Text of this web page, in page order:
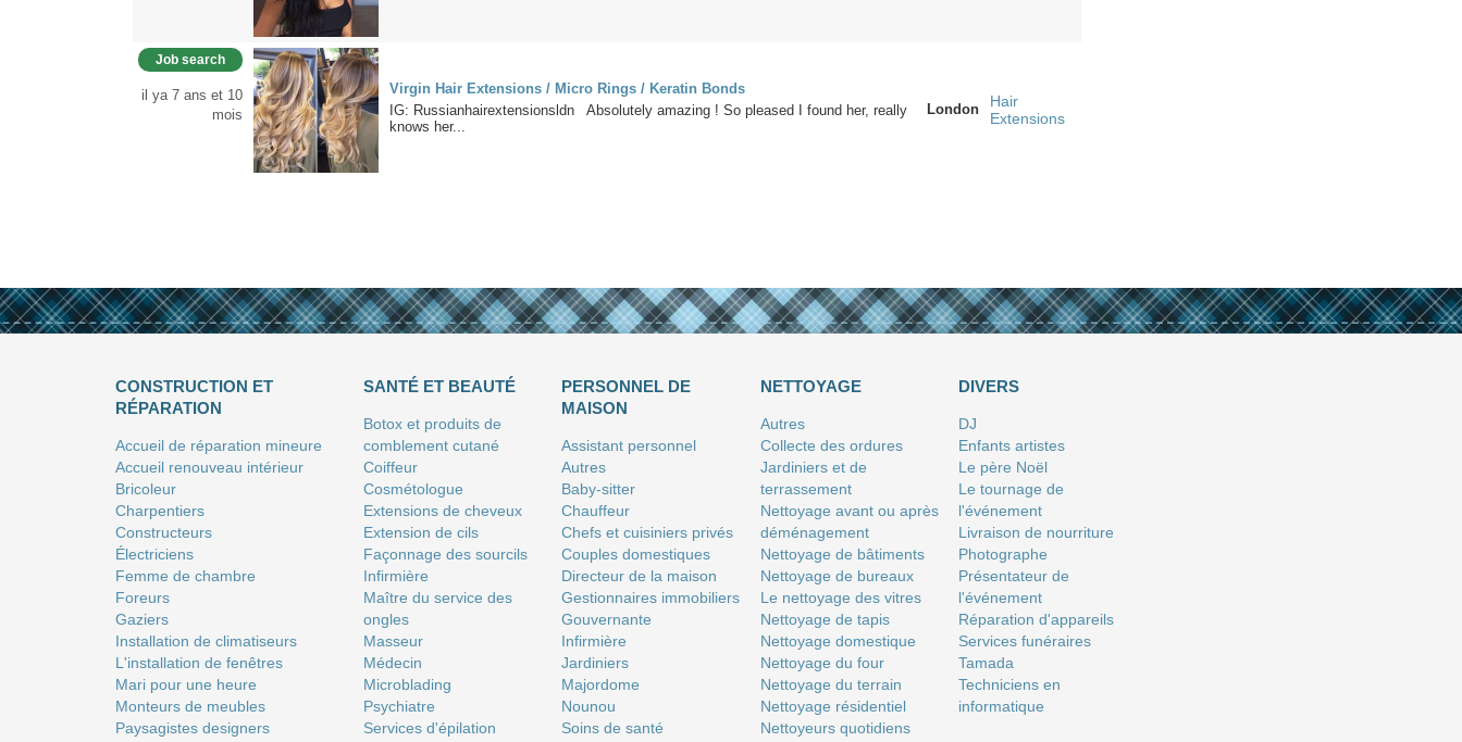
Job search
il ya 7 ans et 10
mois
Virgin Hair Extensions / Micro Rings / Keratin Bonds
IG: Russianhairextensionsldn Absolutely amazing ! So pleased I found her, really
knows her...
London
Hair
Extensions
CONSTRUCTION ET
RÉPARATION
Accueil de réparation mineure
Accueil renouveau intérieur
Bricoleur
Charpentiers
Constructeurs
Électriciens
Femme de chambre
Foreurs
Gaziers
Installation de climatiseurs
L'installation de fenêtres
Mari pour une heure
Monteurs de meubles
Paysagistes designers
SANTÉ ET BEAUTÉ
Botox et produits de
comblement cutané
Coiffeur
Сosmétologue
Extensions de cheveux
Extension de cils
Façonnage des sourcils
Infirmière
Maître du service des
ongles
Masseur
Médecin
Microblading
Psychiatre
Services d'épilation
PERSONNEL DE
MAISON
Assistant personnel
Autres
Baby-sitter
Chauffeur
Chefs et cuisiniers privés
Couples domestiques
Directeur de la maison
Gestionnaires immobiliers
Gouvernante
Infirmière
Jardiniers
Majordome
Nounou
Soins de santé
NETTOYAGE
Autres
Collecte des ordures
Jardiniers et de
terrassement
Nettoyage avant ou après
déménagement
Nettoyage de bâtiments
Nettoyage de bureaux
Le nettoyage des vitres
Nettoyage de tapis
Nettoyage domestique
Nettoyage du four
Nettoyage du terrain
Nettoyage résidentiel
Nettoyeurs quotidiens
DIVERS
DJ
Enfants artistes
Le père Noël
Le tournage de
l'événement
Livraison de nourriture
Photographe
Présentateur de
l'événement
Réparation d'appareils
Services funéraires
Tamada
Techniciens en
informatique